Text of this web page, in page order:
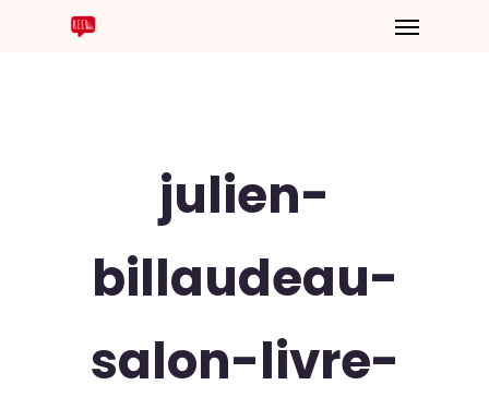
julien-
billaudeau-
salon-livre-